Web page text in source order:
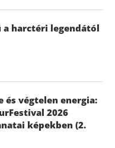
a harctéri legendától
és végtelen energia:
2026
képekben (2.